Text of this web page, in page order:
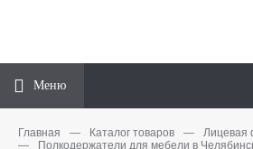
Меню
Главная — Каталог товаров —
Лицевая
—
Полкодержатели для мебели в